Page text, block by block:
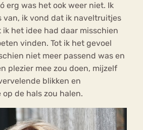
erg was het ook weer niet. Ik
van, ik vond dat ik naveltruitjes
het idee had daar misschien
vinden. Tot ik het gevoel
niet meer passend was en
plezier mee zou doen, mijzelf
blikken en
op de hals zou halen.